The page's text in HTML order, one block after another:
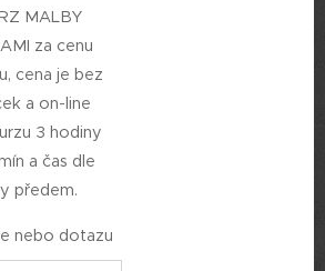
MALBY
za cenu
cena je bez
a on-line
3 hodiny
a čas dle
předem.
nebo dotazu